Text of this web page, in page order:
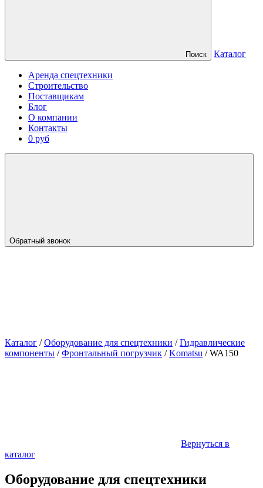
Поиск Каталог
Аренда спецтехники
Строительство
Поставщикам
Блог
О компании
Контакты
0 руб
Обратный звонок
Каталог /Оборудование для спецтехники /Гидравлические
компоненты /Фронтальный погрузчик /Komatsu /WA150
Вернуться в
каталог
Оборудование для спецтехники